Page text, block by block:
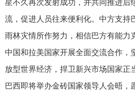
星不久再次发射成功，并共同推进后
流，促进人员往来便利化。中方支持
雨林灾情所作努力，相信巴方有能力
中国和拉美国家开展全面交流合作，
放型世界经济，捍卫新兴市场国家正
巴西即将举办金砖国家领导人会晤，